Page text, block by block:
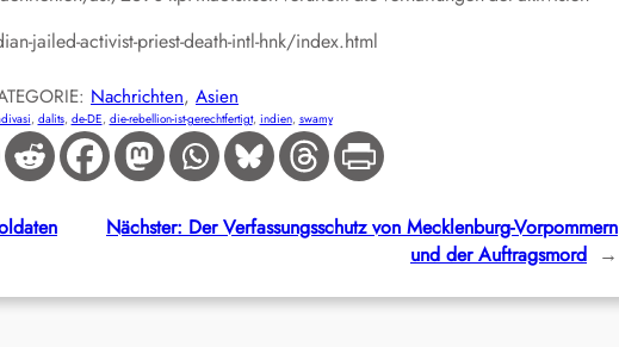
activist-priest-death-intl-hnk/index.html
Nachrichten, Asien
, dalits, de-DE, die-rebellion-ist-gerechtfertigt, indien, swamy
Nächster: Der Verfassungsschutz von Mecklenburg-Vorpommern
und der Auftragsmord →